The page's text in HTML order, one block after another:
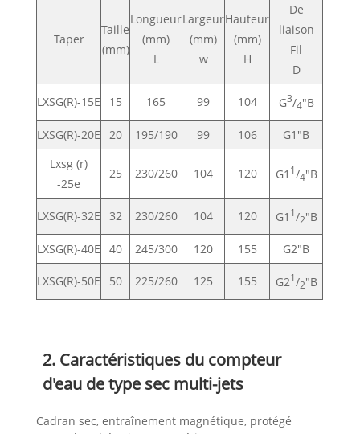
Taper
Taille
(mm)
Longueur
(mm)
L
Largeur
(mm)
w
Hauteur
(mm)
H
De
liaison
Fil
D
LXSG(R)-15E 15 165 99 104 G3/4"B
LXSG(R)-20E 20 195/190 99 106
G1"B
Lxsg (r)
-25e
25 230/260 104 120 G1 1/4"B
LXSG(R)-32E 32 230/260 104 120 G1 1/2"B
LXSG(R)-40E 40 245/300 120 155 G2"B
LXSG(R)-50E 50 225/260 125 155 G21/2"B
2. Caractéristiques du compteur
d'eau de type sec multi-jets
Cadran sec, entraînement magnétique, protégé